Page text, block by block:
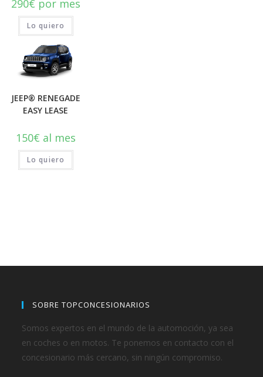
290€ por mes
Lo quiero
JEEP® RENEGADE
EASY LEASE
150€ al mes
Lo quiero
SOBRE TOPCONCESIONARIOS
Somos expertos en el mundo de la automoción, ya sea
en coches o en motos. Te ponemos en contacto con el
concesionario más cercano, sin ningún compromiso.